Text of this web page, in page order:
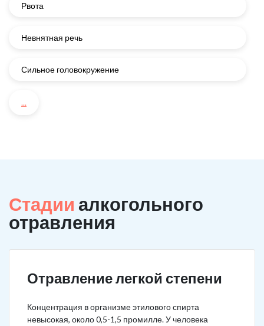
Рвота
Невнятная речь
Сильное головокружение
...
Стадии алкогольного
отравления
Отравление легкой степени
Концентрация в организме этилового спирта
невысокая, около 0,5-1,5 промилле. У человека